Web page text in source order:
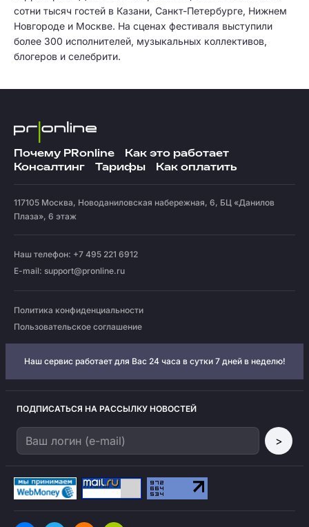
сотни тысяч гостей в Казани, Санкт-Петербурге, Нижнем
Новгороде и Москве. На сценах фестиваля выступили
более 300 исполнителей, музыкальных коллективов,
блогеров и селебрити.
Почему PRonline
Как это работает
Консалтинг
Тарифы Как оплатить
117105 Москва, Новоданиловская набережная, 6, БЦ «Данилов
Плаза», 6 этаж
Наш телефон: +7 495 221 6912
E-mail: support@pronline.ru
Политика конфиденциальности
Пользовательское соглашение
Наш сервис работает для Вас 24 часа в сутки 7 дней в неделю!
ПОДПИСАТЬСЯ НА РАССЫЛКУ НОВОСТЕЙ